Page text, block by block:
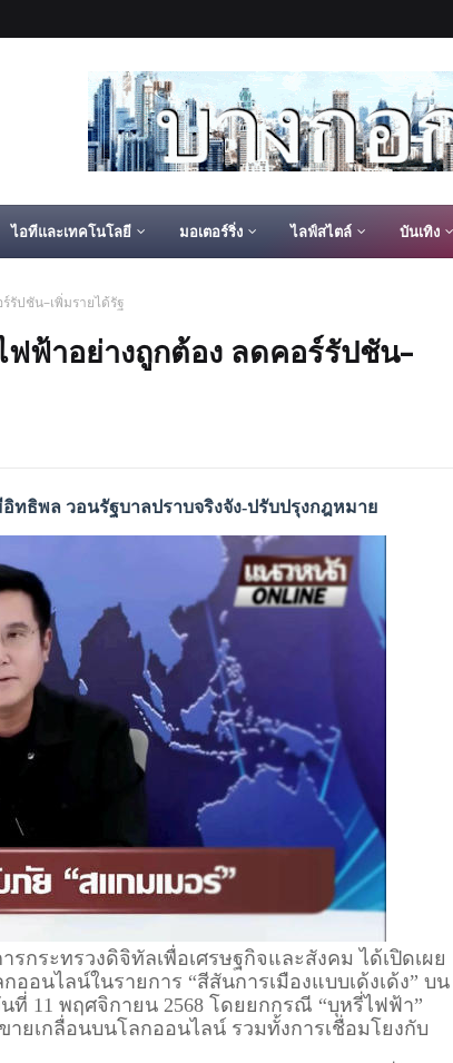
ไอทีและเทคโนโลยี มอเตอร์ริ่ง ไลฟ์สไตล์ บันเทิง
ปชัน–เพิ่มรายได้รัฐ
ฟ้าอย่างถูกต้อง ลดคอร์รัปชัน–
ทธิพล วอนรัฐบาลปราบจริงจัง-ปรับปรุงกฎหมาย
ะทรวงดิจิทัลเพื่อเศรษฐกิจและสังคม ได้เปิดเผย
อนไลน์ในรายการ “สีสันการเมืองแบบเด้งเด้ง” บน
11 พฤศจิกายน 2568 โดยยกกรณี “บุหรี่ไฟฟ้า”
ยเกลื่อนบนโลกออนไลน์ รวมทั้งการเชื่อมโยงกับ